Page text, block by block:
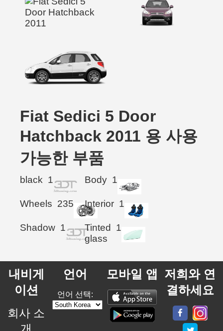
Fiat Sedici 5 Door
Hatchback 2011 용 사용
가능한 부품
black 1 Body 1
Wheels 235 Interior 1
Shadow 1
Tinted
glass
1
내비게
이션
회사 소
언어
언어 선택:
모바일 앱 저희와 연
결하세요